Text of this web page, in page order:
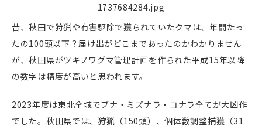
昔、秋田で狩猟や有害駆除で獲られていたクマは、年間たっ
たの100頭以下？届け出がどこまであったのかわかりません
が、秋田県がツキノワグマ管理計画を作られた平成15年以降
の数字は精度が高いと思われます。
2023年度は東北全域でブナ・ミズナラ・コナラ全てが大凶作
でした。秋田県では、狩猟（150頭）、個体数調整捕獲（31